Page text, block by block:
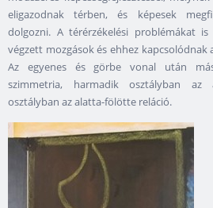
eligazodnak térben, és képesek
dolgozni. A térérzékelési problémákat
végzett mozgások és ehhez
Az egyenes és görbe vonal után
szimmetria, harmadik osztályban az
osztályban az alatta-fölötte reláció.